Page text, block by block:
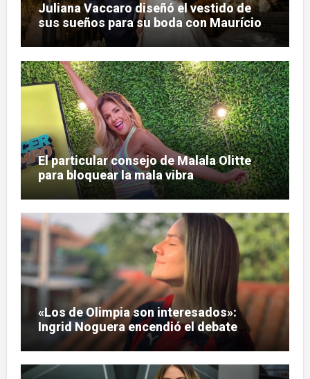
Juliana Vaccaro diseñó el vestido de
sus sueños para su boda con Maurício
Prado
El particular consejo de Malala Olitte
para bloquear la mala vibra
«Los de Olimpia son interesados»:
Ingrid Noguera encendió el debate
sobre las hinchadas